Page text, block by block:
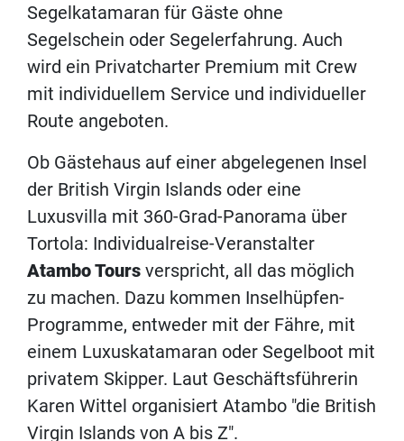
Segelkatamaran für Gäste ohne
Segelschein oder Segelerfahrung. Auch
wird ein Privatcharter Premium mit Crew
mit individuellem Service und individueller
Route angeboten.
Ob Gästehaus auf einer abgelegenen Insel
der British Virgin Islands oder eine
Luxusvilla mit 360-Grad-Panorama über
Tortola: Individualreise-Veranstalter
Atambo Tours verspricht, all das möglich
zu machen. Dazu kommen Inselhüpfen-
Programme, entweder mit der Fähre, mit
einem Luxuskatamaran oder Segelboot mit
privatem Skipper. Laut Geschäftsführerin
Karen Wittel organisiert Atambo "die British
Virgin Islands von A bis Z".